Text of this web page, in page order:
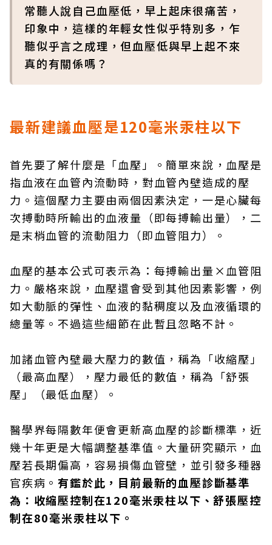
常聽人說自己血壓低，早上起床很痛苦，
印象中，這樣的年輕女性似乎特別多，乍
聽似乎言之成理，但血壓低與早上起不來
真的有關係嗎？
最新建議血壓是120毫米汞柱以下
首先要了解什麼是「血壓」。簡單來說，血壓是
指血液在血管內流動時，對血管內壁造成的壓
力。這個壓力主要由兩個因素決定，一是心臟每
次搏動時所輸出的血液量（即每搏輸出量），二
是末梢血管的流動阻力（即血管阻力）。
血壓的基本公式可表示為：每搏輸出量×血管阻
力。嚴格來說，血壓還會受到其他因素影響，例
如大動脈的彈性、血液的黏稠度以及血液循環的
總量等。不過這些細節在此暫且忽略不計。
加諸血管內壁最大壓力的數值，稱為「收縮壓」
（最高血壓），壓力最低的數值，稱為「舒張
壓」（最低血壓）。
醫學界每隔數年便會更新高血壓的診斷標準，近
幾十年更是大幅調整基準值。大量研究顯示，血
壓若長期偏高，容易損傷血管壁，並引發多種器
官疾病。有鑑於此，目前最新的血壓診斷基準
為：收縮壓控制在120毫米汞柱以下、舒張壓控
制在80毫米汞柱以下。